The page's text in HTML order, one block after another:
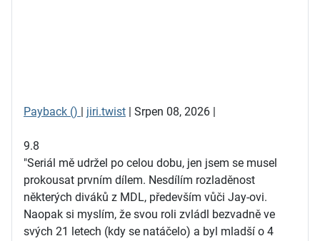
Payback () | jiri.twist | Srpen 08, 2026 |
9.8
"Seriál mě udržel po celou dobu, jen jsem se musel
prokousat prvním dílem. Nesdílím rozladěnost
některých diváků z MDL, především vůči Jay-ovi.
Naopak si myslím, že svou roli zvládl bezvadně ve
svých 21 letech (kdy se natáčelo) a byl mladší o 4